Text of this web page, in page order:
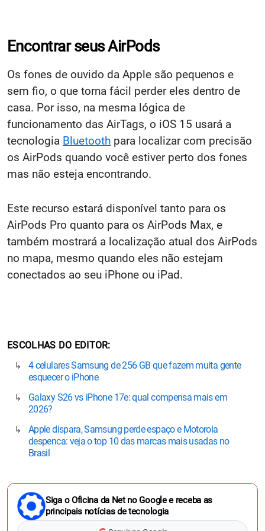
Encontrar seus AirPods
Os fones de ouvido da Apple são pequenos e
sem fio, o que torna fácil perder eles dentro de
casa. Por isso, na mesma lógica de
funcionamento das AirTags, o iOS 15 usará a
tecnologia Bluetooth para localizar com precisão
os AirPods quando você estiver perto dos fones
mas não esteja encontrando.
Este recurso estará disponível tanto para os
AirPods Pro quanto para os AirPods Max, e
também mostrará a localização atual dos AirPods
no mapa, mesmo quando eles não estejam
conectados ao seu iPhone ou iPad.
ESCOLHAS DO EDITOR
4 celulares Samsung de 256 GB que fazem muita gente
esquecer o iPhone
Galaxy S26 vs iPhone 17e: qual compensa mais em
2026?
Apple dispara, Samsung perde espaço e Motorola
despenca: veja o top 10 das marcas mais usadas no
Brasil
Siga o Oficina da Net no Google e receba as
principais notícias de tecnologia